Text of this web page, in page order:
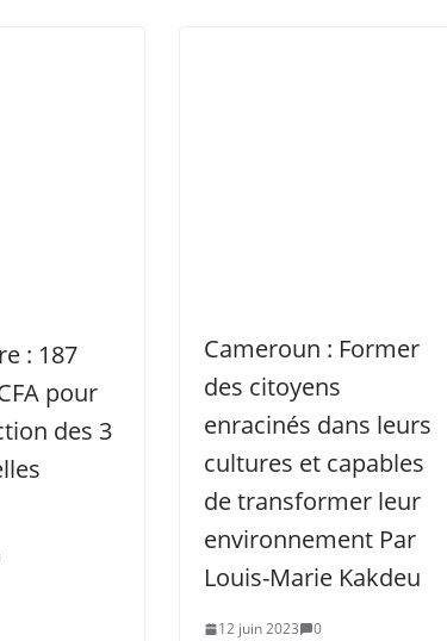
: 187
pour
des 3
Cameroun : Former
des citoyens
enracinés dans leurs
cultures et capables
de transformer leur
environnement Par
Louis-Marie Kakdeu
12 juin 2023 0